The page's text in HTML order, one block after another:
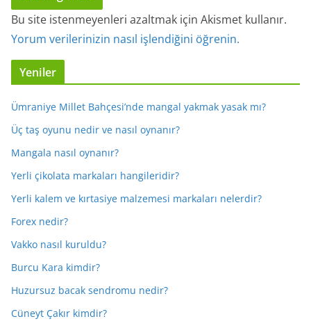
Bu site istenmeyenleri azaltmak için Akismet kullanır.
Yorum verilerinizin nasıl işlendiğini öğrenin.
Yeniler
Ümraniye Millet Bahçesi’nde mangal yakmak yasak mı?
Üç taş oyunu nedir ve nasıl oynanır?
Mangala nasıl oynanır?
Yerli çikolata markaları hangileridir?
Yerli kalem ve kırtasiye malzemesi markaları nelerdir?
Forex nedir?
Vakko nasıl kuruldu?
Burcu Kara kimdir?
Huzursuz bacak sendromu nedir?
Cüneyt Çakır kimdir?